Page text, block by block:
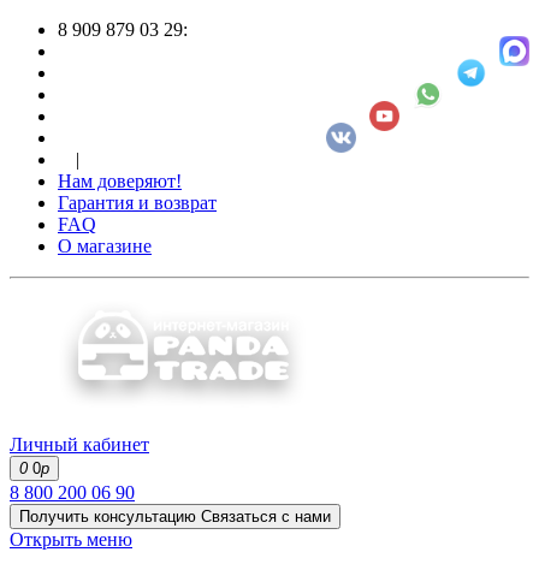
8 909 879 03 29:
|
Нам доверяют!
Гарантия и возврат
FAQ
О магазине
Личный кабинет
0 0р
8 800 200 06 90
Получить консультацию Связаться с нами
Открыть меню